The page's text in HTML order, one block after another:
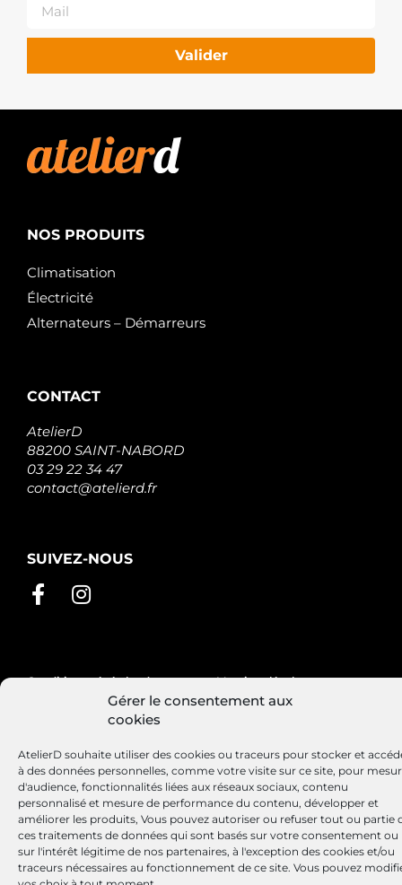
Gérer le consentement aux
cookies
AtelierD souhaite utiliser des cookies ou traceurs pour stocker et
à des données personnelles, comme votre visite sur ce site, pour
d'audience, fonctionnalités liées aux réseaux sociaux, contenu
personnalisé et mesure de performance du contenu, développer et
améliorer les produits, Vous pouvez autoriser ou refuser tout ou partie
ces traitements de données qui sont basés sur votre consentement ou
sur l'intérêt légitime de nos partenaires, à l'exception des cookies et/ou
traceurs nécessaires au fonctionnement de ce site. Vous pouvez
Valider
NOS PRODUITS
Climatisation
Électricité
Alternateurs – Démarreurs
CONTACT
AtelierD
88200 SAINT-NABORD
03 29 22 34 47
contact@atelierd.fr
SUIVEZ-NOUS
Conditions générales de vente Mentions légales
Politique de cookies
Site réalisé par LézardsCréation